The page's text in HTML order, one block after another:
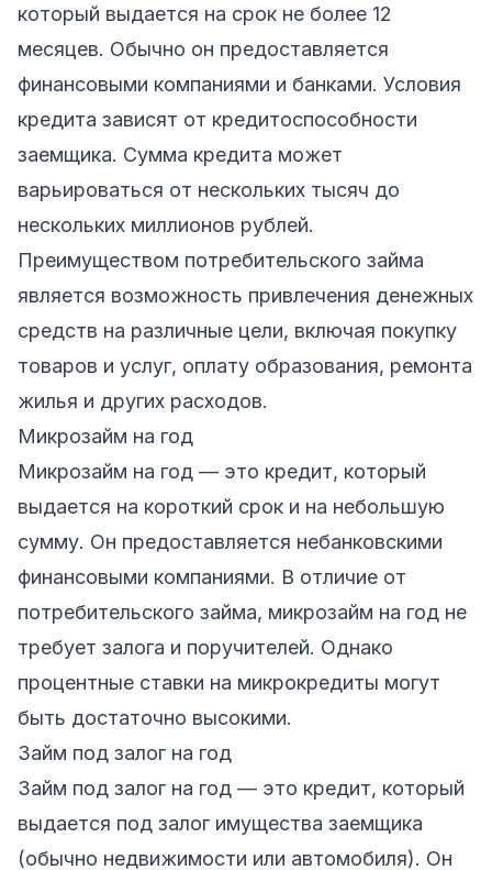
который выдается на срок не более 12
месяцев. Обычно он предоставляется
финансовыми компаниями и банками. Условия
кредита зависят от кредитоспособности
заемщика. Сумма кредита может
варьироваться от нескольких тысяч до
нескольких миллионов рублей.
Преимуществом потребительского займа
является возможность привлечения денежных
средств на различные цели, включая покупку
товаров и услуг, оплату образования, ремонта
жилья и других расходов.
Микрозайм на год
Микрозайм на год — это кредит, который
выдается на короткий срок и на небольшую
сумму. Он предоставляется небанковскими
финансовыми компаниями. В отличие от
потребительского займа, микрозайм на год не
требует залога и поручителей. Однако
процентные ставки на микрокредиты могут
быть достаточно высокими.
Займ под залог на год
Займ под залог на год — это кредит, который
выдается под залог имущества заемщика
(обычно недвижимости или автомобиля). Он